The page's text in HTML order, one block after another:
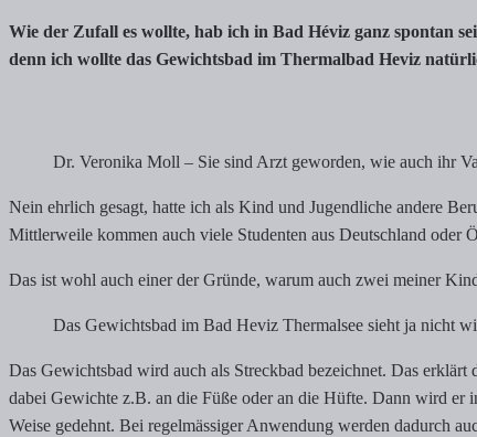
Wie der Zufall es wollte, hab ich in Bad Héviz ganz spontan
denn ich wollte das Gewichtsbad im Thermalbad Heviz
Dr. Veronika Moll – Sie sind Arzt geworden, wie auch ihr
Nein ehrlich gesagt, hatte ich als Kind und Jugendliche andere
Mittlerweile kommen auch viele Studenten aus Deutschland oder
Das ist wohl auch einer der Gründe, warum auch zwei meiner
Das Gewichtsbad im Bad Heviz Thermalsee sieht ja nicht
Das Gewichtsbad wird auch als Streckbad bezeichnet. Das
dabei Gewichte z.B. an die Füße oder an die Hüfte. Dann wird er
Weise gedehnt. Bei regelmässiger Anwendung werden dadurch